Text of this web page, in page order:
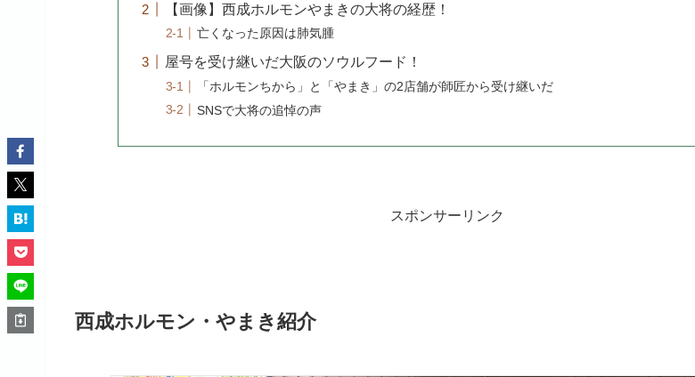
【画像】西成ホルモンやまきの大将の経歴！
亡くなった原因は肺気腫
屋号を受け継いだ大阪のソウルフード！
「ホルモンちから」と「やまき」の2店舗が師匠から受け継いだ
SNSで大将の追悼の声
スポンサーリンク
西成ホルモン・やまき紹介